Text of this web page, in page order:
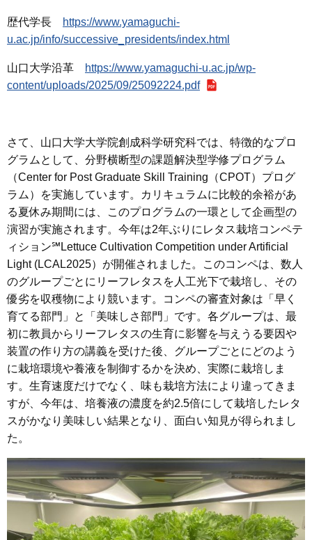
歴代学長
https://www.yamaguchi-
u.ac.jp/info/successive_presidents/index.html
山口大学沿革
https://www.yamaguchi-u.ac.jp/wp-
content/uploads/2025/09/25092224.pdf
さて、山口大学大学院創成科学研究科では、特徴的なプロ
グラムとして、分野横断型の課題解決型学修プログラム
（Center for Post Graduate Skill Training（CPOT）プログ
ラム）を実施しています。カリキュラムに比較的余裕があ
る夏休み期間には、このプログラムの一環として企画型の
演習が実施されます。今年は2年ぶりにレタス栽培コンペテ
ィション℠ Lettuce Cultivation Competition under Artificial
Light (LCAL2025）が開催されました。このコンペは、数人
のグループごとにリーフレタスを人工光下で栽培し、その
優劣を収穫物により競います。コンペの審査対象は「早く
育てる部門」と「美味しさ部門」です。各グループは、最
初に教員からリーフレタスの生育に影響を与えうる要因や
装置の作り方の講義を受けた後、グループごとにどのよう
に栽培環境や養液を制御するかを決め、実際に栽培しま
す。生育速度だけでなく、味も栽培方法により違ってきま
すが、今年は、培養液の濃度を約2.5倍にして栽培したレタ
スがかなり美味しい結果となり、面白い知見が得られまし
た。